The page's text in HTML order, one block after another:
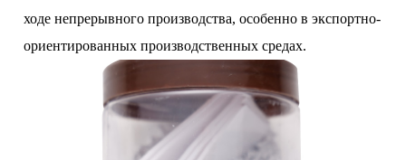
ходе непрерывного производства, особенно в экспортно-
ориентированных производственных средах.